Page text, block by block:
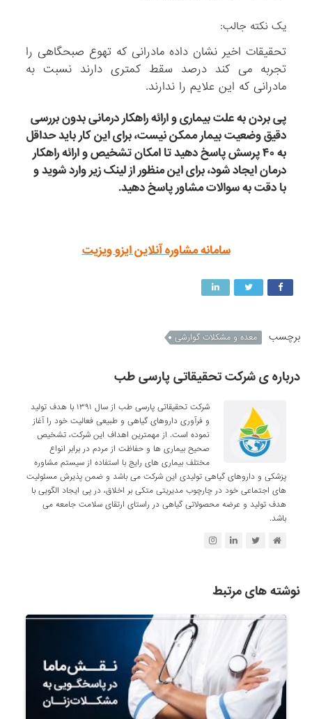
یک نکته جالب:
تحقیقات اخیر نشان داده مادرانی که تهوع صبحگاهی را
تجربه می کند درصد سقط کمتری دارند نسبت به
مادرانی که این علایم را ندارند.
پی بردن به علت بیماری و ارائه راهکار درمانی بدون بررسی
دقیق وضعیت بیمار ممکن نیست، برای این کار باید حداقل
به ۴۰ پرسش پاسخ دهید تا امکان تشخیص و ارائه راهکار
درمان ایجاد شود، برای این منظور از لینک زیر وارد شوید و
با دقت به سوالات مشاور پاسخ دهید.
سامانه مشاوره آنلاین ایزو ویزیت
برچسب معده و مشکلات گوارشی
درباره ی شرکت تحقیقاتی پارسی طب
شرکت تحقیقاتی پارسی طب از سال ۱۳۹۱ با هدف تولید
و فرآوری داروهای گیاهی و طبیعی فعالیت خود را آغاز
نموده است. از مهمترین اهداف این شرکت، تشخیص
صحیح بیماری ها و حفاظت از مردم در برابر انواع
مختلف بیماری های رایج با استفاده از سیستم مشاوره
پزشکی و داروهای گیاهی تولیدی این شرکت می باشد و ضمن پذیرش مسئولیت
های اجتماعی خود در چارچوب مدیریتی متکی بر اخلاق، در پی ایجاد الگویی با
هدف تولید و عرضه محصولاتی گیاهی در راستای ارتقای سلامت جامعه می
باشد.
نوشته های مرتبط